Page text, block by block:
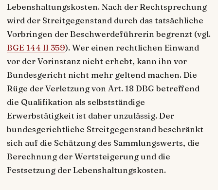
Lebenshaltungskosten. Nach der Rechtsprechung
wird der Streitgegenstand durch das tatsächliche
Vorbringen der Beschwerdeführerin begrenzt (vgl.
BGE 144 II 359). Wer einen rechtlichen Einwand
vor der Vorinstanz nicht erhebt, kann ihn vor
Bundesgericht nicht mehr geltend machen. Die
Rüge der Verletzung von Art. 18 DBG betreffend
die Qualifikation als selbstständige
Erwerbstätigkeit ist daher unzulässig. Der
bundesgerichtliche Streitgegenstand beschränkt
sich auf die Schätzung des Sammlungswerts, die
Berechnung der Wertsteigerung und die
Festsetzung der Lebenshaltungskosten.